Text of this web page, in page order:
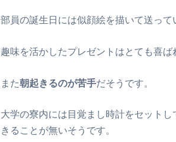
部員の誕生日には似顔絵を描いて送って
趣味を活かしたプレゼントはとても喜ば
また朝起きるのが苦手だそうです。
大学の寮内には目覚まし時計をセット
きることが無いそうです。